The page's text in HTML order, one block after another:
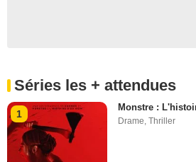
Séries les + attendues
1
Monstre :
Drame,Thriller